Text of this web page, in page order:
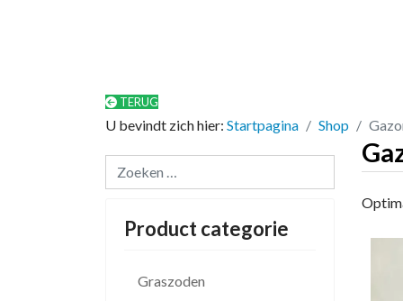
TERUG
U bevindt zich hier: Startpagina Shop
Zoeken...
Product categorie
Graszoden